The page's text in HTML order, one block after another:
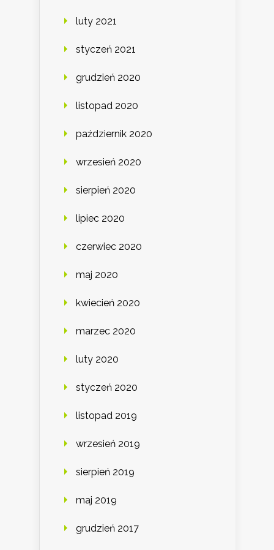
luty 2021
styczeń 2021
grudzień 2020
listopad 2020
październik 2020
wrzesień 2020
sierpień 2020
lipiec 2020
czerwiec 2020
maj 2020
kwiecień 2020
marzec 2020
luty 2020
styczeń 2020
listopad 2019
wrzesień 2019
sierpień 2019
maj 2019
grudzień 2017